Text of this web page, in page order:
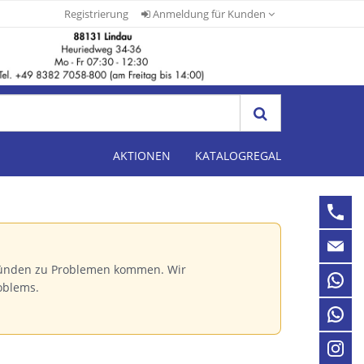
Registrierung Anmeldung für Kunden
AKTIONEN KATALOGREGAL
zu Problemen kommen. Wir